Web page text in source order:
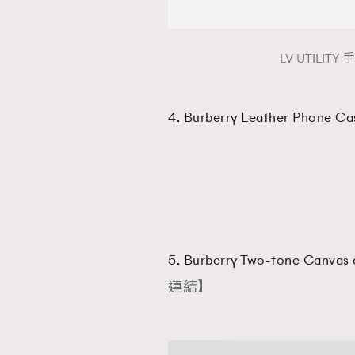
LV UTILITY
4. Burberry Leather Phone
5. Burberry Two-tone
連結】